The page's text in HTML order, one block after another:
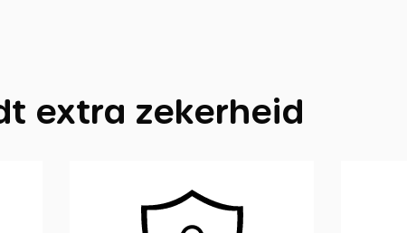
extra zekerheid